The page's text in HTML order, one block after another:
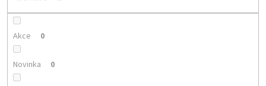
Akce 0
Novinka 0